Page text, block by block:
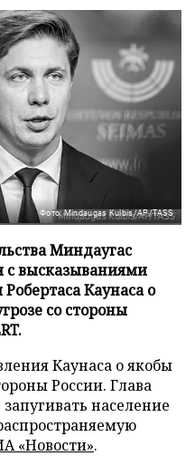
Фото: Mindaugas Kulbis/AP/TASS
Миндаугас
с высказываниями
Каунаса о
со стороны
Каунаса о якобы
России. Глава
население
«Новости».